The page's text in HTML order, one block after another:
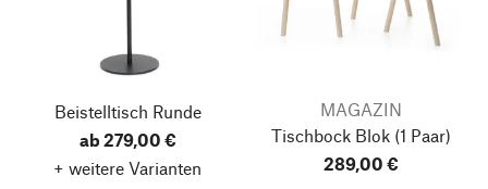
Beistelltisch Runde
ab 279,00 €
+ weitere Varianten
MAGAZIN
Tischbock Blok(1 Paar)
289,00 €